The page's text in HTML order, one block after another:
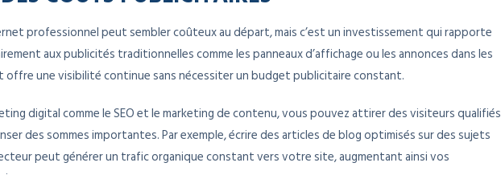
professionnel peut sembler coûteux au départ, mais c’est un investissement qui rapporte
aux publicités traditionnelles comme les panneaux d’affichage ou les annonces dans les
offre une visibilité continue sans nécessiter un budget publicitaire constant.
digital comme le SEO et le marketing de contenu, vous pouvez attirer des visiteurs qualifiés
des sommes importantes. Par exemple, écrire des articles de blog optimisés sur des sujets
peut générer un trafic organique constant vers votre site, augmentant ainsi vos